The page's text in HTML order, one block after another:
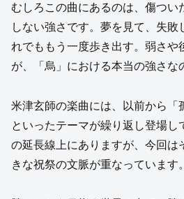
むしろこの曲にあるのは、傷つい
しない強さです。夢を見て、失敗
れでももう一度歩き出す。弱さや
が、「烏」における本当の強さな
米津玄師の楽曲には、以前から「
といったテーマが繰り返し登場し
の延長線上にありますが、今回は
きな祝祭の文脈が重なっています。